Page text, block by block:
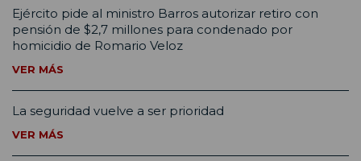
Ejército pide al ministro Barros autorizar retiro con
pensión de $2,7 millones para condenado por
homicidio de Romario Veloz
VER MÁS
La seguridad vuelve a ser prioridad
VER MÁS